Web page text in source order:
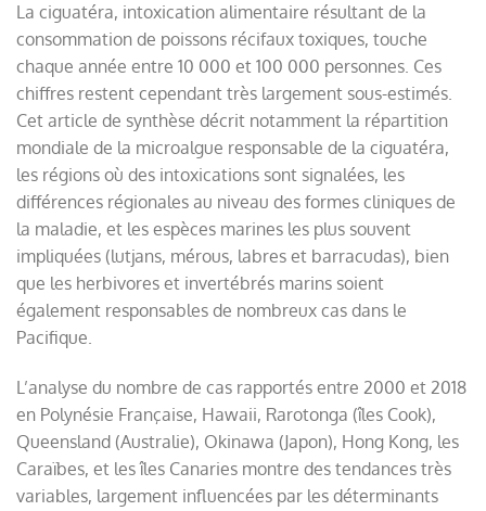
La ciguatéra, intoxication alimentaire résultant de la
consommation de poissons récifaux toxiques, touche
chaque année entre 10 000 et 100 000 personnes. Ces
chiffres restent cependant très largement sous-estimés.
Cet article de synthèse décrit notamment la répartition
mondiale de la microalgue responsable de la ciguatéra,
les régions où des intoxications sont signalées, les
différences régionales au niveau des formes cliniques de
la maladie, et les espèces marines les plus souvent
impliquées (lutjans, mérous, labres et barracudas), bien
que les herbivores et invertébrés marins soient
également responsables de nombreux cas dans le
Pacifique.
L’analyse du nombre de cas rapportés entre 2000 et 2018
en Polynésie Française, Hawaii, Rarotonga (îles Cook),
Queensland (Australie), Okinawa (Japon), Hong Kong, les
Caraïbes, et les îles Canaries montre des tendances très
variables, largement influencées par les déterminants